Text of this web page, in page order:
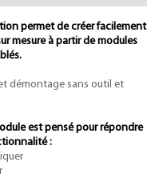
permet de créer facilement
mesure à partir de modules
démontage sans outil et
est pensé pour répondre
: